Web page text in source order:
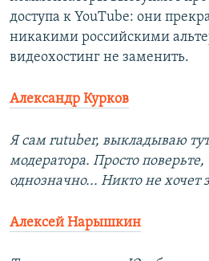
доступа к YouTube: они
никакими российскими
видеохостинг не заменить.
Александр Курков
Я сам rutuber, выкладываю тут
модератора. Просто поверьте,
однозначно... Никто не хочет
Алексей Нарышкин